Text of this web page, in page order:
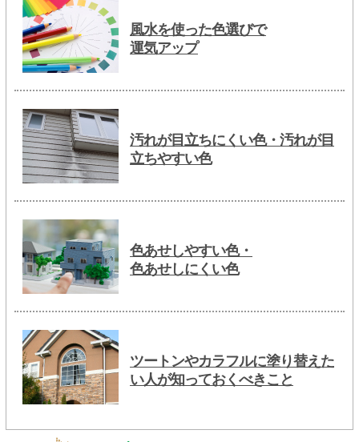
風水を使った色選びで
運気アップ
汚れが目立ちにくい色・汚れが目
立ちやすい色
色あせしやすい色・
色あせしにくい色
ツートンやカラフルに塗り替えた
い人が知っておくべきこと